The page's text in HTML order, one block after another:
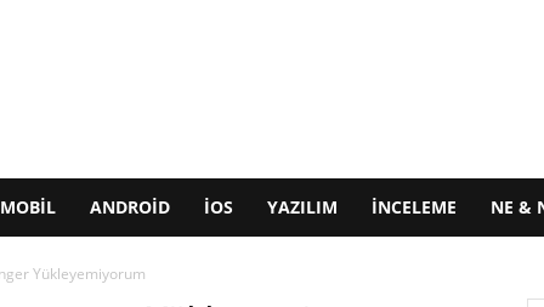
MOBIL ANDROID IOS YAZILIM İNCELEME NE &
Yükleyemiyorum